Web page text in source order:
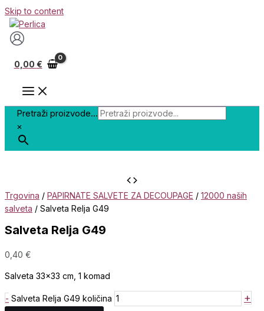
Skip to content
0,00 €
Pretraži proizvode...
×
Trgovina / PAPIRNATE SALVETE ZA DECOUPAGE / 12000 naših
salveta / Salveta Relja G49
Salveta Relja G49
0,40 €
Salveta 33×33 cm, 1 komad
- Salveta Relja G49 količina +